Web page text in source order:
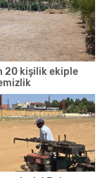
20 kişilik ekiple